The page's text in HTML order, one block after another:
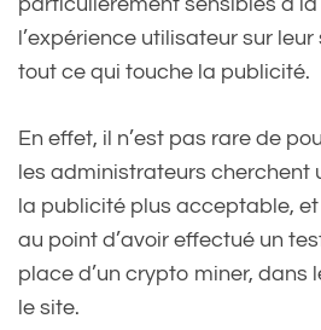
l’expérience utilisateur sur
tout ce qui touche la publicité.
En effet, il n’est pas rare de
les administrateurs cherchent
la publicité plus acceptable,
au point d’avoir effectué un
place d’un crypto miner, dans
le site.